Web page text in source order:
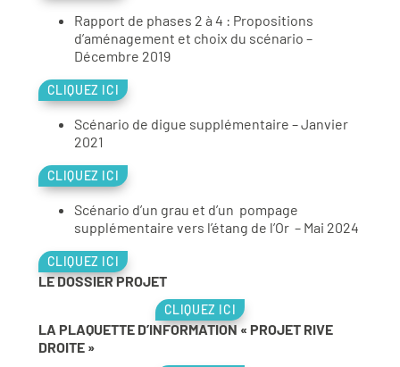
Rapport de phases 2 à 4 : Propositions
d’aménagement et choix du scénario –
Décembre 2019
CLIQUEZ ICI
Scénario de digue supplémentaire – Janvier
2021
CLIQUEZ ICI
Scénario d’un grau et d’un pompage
supplémentaire vers l’étang de l’Or – Mai 2024
CLIQUEZ ICI
LE DOSSIER PROJET
CLIQUEZ ICI
LA PLAQUETTE D’INFORMATION « PROJET RIVE
DROITE »